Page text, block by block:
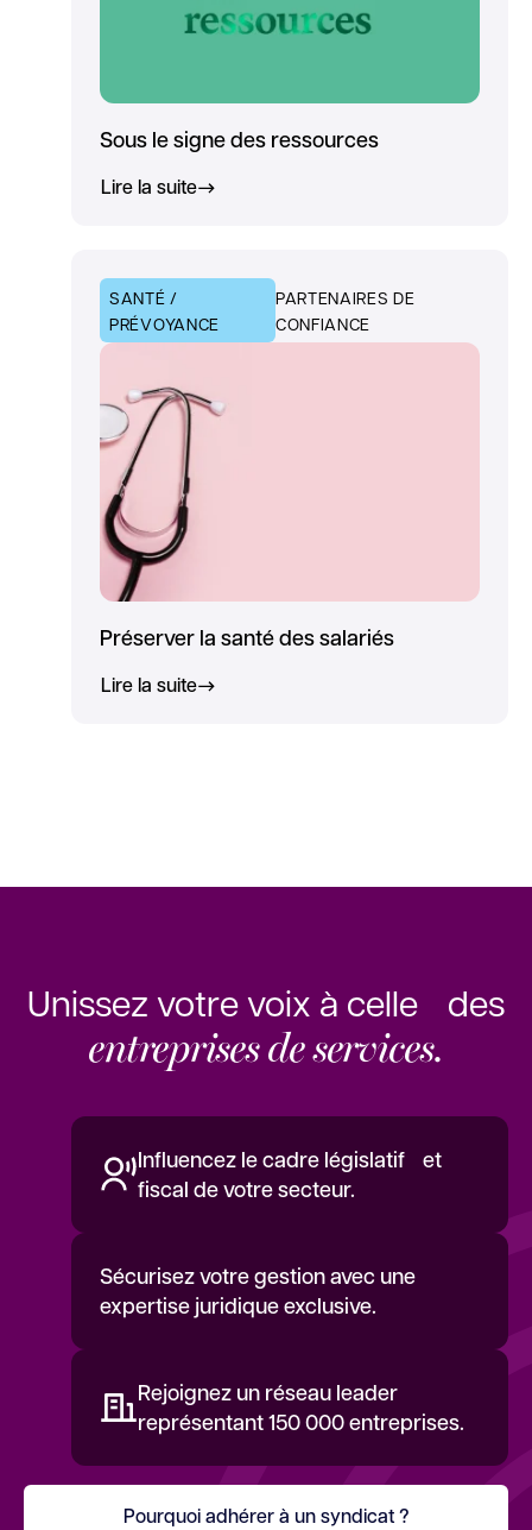
Sous le signe des ressources
Lire la suite
SANTÉ /
PRÉVOYANCE
PARTENAIRES DE
CONFIANCE
Préserver la santé des salariés
Lire la suite
Unissez votre voix à celle des
entreprises de services.
Influencez le cadre législatif et
fiscal de votre secteur.
Sécurisez votre gestion avec une
expertise juridique exclusive.
Rejoignez un réseau leader
représentant 150 000 entreprises.
Pourquoi adhérer à un syndicat ?